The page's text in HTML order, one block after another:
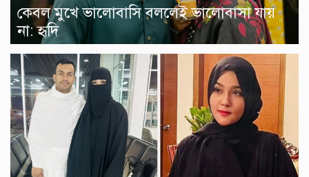
কেবল মুখে ভালোবাসি বললেই ভালোবাসা যায়
না: হৃদি